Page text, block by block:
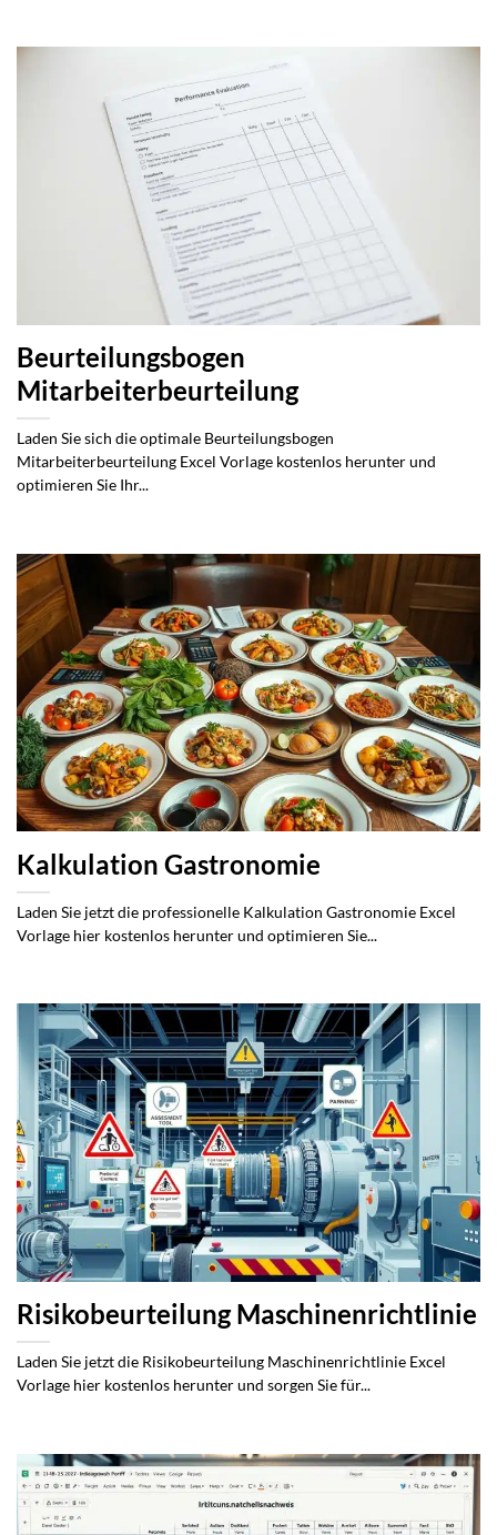
Beurteilungsbogen
Mitarbeiterbeurteilung
Laden Sie sich die optimale Beurteilungsbogen
Mitarbeiterbeurteilung Excel Vorlage kostenlos herunter und
optimieren Sie Ihr...
Kalkulation Gastronomie
Laden Sie jetzt die professionelle Kalkulation Gastronomie Excel
Vorlage hier kostenlos herunter und optimieren Sie...
Risikobeurteilung Maschinenrichtlinie
Laden Sie jetzt die Risikobeurteilung Maschinenrichtlinie Excel
Vorlage hier kostenlos herunter und sorgen Sie für...